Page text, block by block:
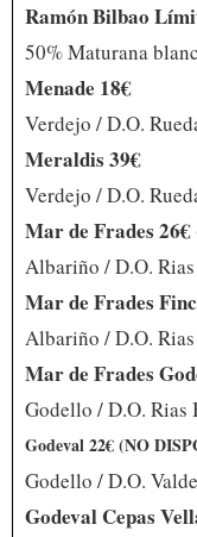
Ramón Bilbao
50% Maturana
Menade 18€
Verdejo / D.O.
Meraldis 39€
Verdejo / D.O.
Mar de Frades
Albariño / D.O.
Mar de Frades
Albariño / D.O.
Mar de Frades
Godello / D.O. Rias
Godeval 22€ (NO
Godello / D.O.
Godeval Cepas